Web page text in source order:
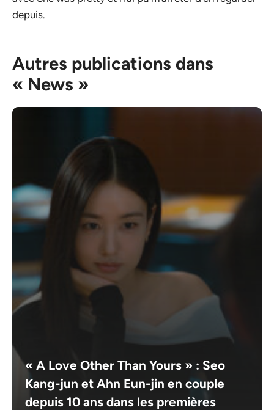
depuis.
Autres publications dans
« News »
« A Love Other Than Yours » : Seo
Kang-jun et Ahn Eun-jin en couple
depuis 10 ans dans les premières